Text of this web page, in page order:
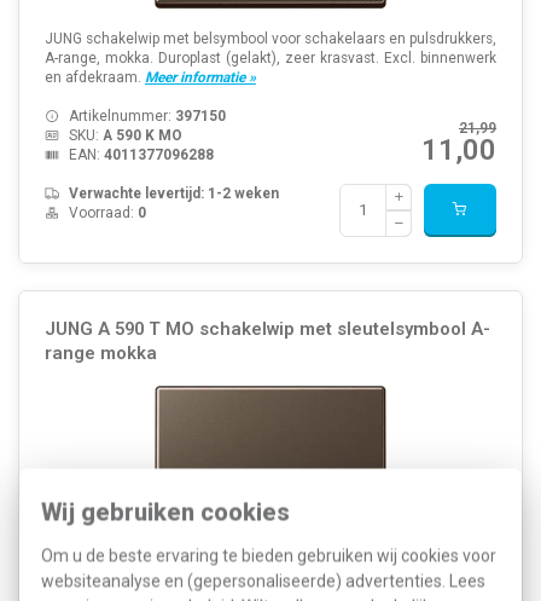
Wij gebruiken cookies
Om u de beste ervaring te bieden gebruiken wij cookies voor
websiteanalyse en (gepersonaliseerde) advertenties. Lees
JUNG schakelwip met belsymbool voor schakelaars en pulsdrukkers,
A-range, mokka. Duroplast (gelakt), zeer krasvast. Excl. binnenwerk
en afdekraam. Meer informatie »
21,99
11,00
Artikelnummer: 397150
SKU: A 590 K MO
EAN: 4011377096288
Verwachte levertijd: 1-2 weken
Voorraad: 0
JUNG A 590 T MO schakelwip met sleutelsymbool A-
range mokka